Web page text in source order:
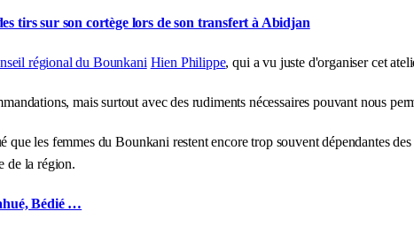
tirs sur son cortège lors de son transfert à Abidjan
régional du Bounkani Hien Philippe, qui a vu juste d'organiser cet
mais surtout avec des rudiments nécessaires pouvant nous
les femmes du Bounkani restent encore trop souvent dépendantes
de la région.
Bédié …